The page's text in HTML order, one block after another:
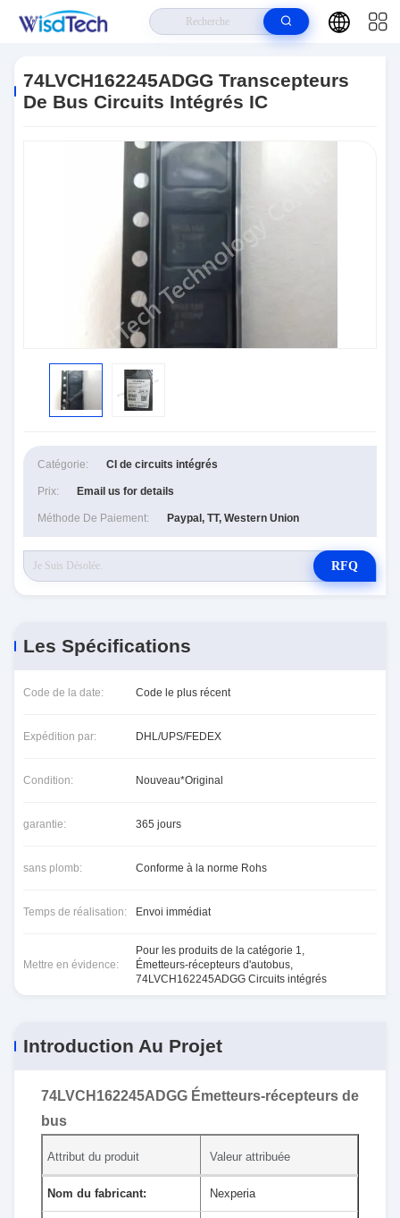
Transcepteurs De Bus Circuits Intégrés IC
74LVCH162245ADGG Transcepteurs
De Bus Circuits Intégrés IC
Catégorie: CI de circuits intégrés
Prix: Email us for details
Méthode De Paiement: Paypal, TT, Western Union
RFQ
Les Spécifications
Code de la date: Code le plus récent
Expédition par: DHL/UPS/FEDEX
Condition: Nouveau*Original
garantie: 365 jours
sans plomb: Conforme à la norme Rohs
Temps de réalisation: Envoi immédiat
Mettre en évidence:
Pour les produits de la catégorie 1,
Émetteurs-récepteurs d'autobus,
74LVCH162245ADGG Circuits intégrés
Introduction Au Projet
74LVCH162245ADGG Émetteurs-récepteurs de
bus
Attribut du produit Valeur attribuée
Nom du fabricant: Nexperia